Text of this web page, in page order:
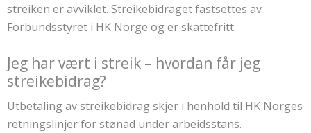
streiken er avviklet. Streikebidraget fastsettes av
Forbundsstyret i HK Norge og er skattefritt.
Jeg har vært i streik – hvordan får jeg
streikebidrag?
Utbetaling av streikebidrag skjer i henhold til HK Norges
retningslinjer for stønad under arbeidsstans.